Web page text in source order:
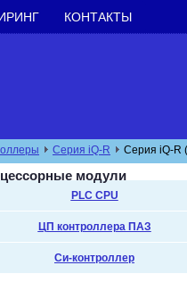
КОНТАКТЫ
Серия iQ-R Серия iQ-R
модули
PLC CPU
ЦП контроллера ПАЗ
Cи-контроллер